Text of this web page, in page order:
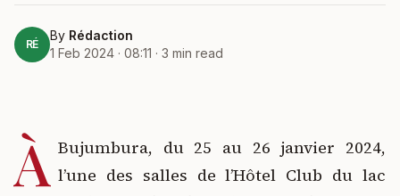
RÉ
By Rédaction
1 Feb 2024 · 08:11 · 3 min read
À Bujumbura, du 25 au 26 janvier 2024,
l’une des salles de l’Hôtel Club du lac